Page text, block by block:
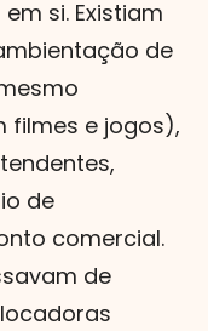
si. Existiam
de
filmes e jogos),
de
comercial.
de